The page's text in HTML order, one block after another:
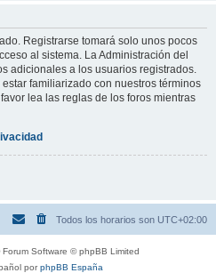
Registrarse tomará solo unos pocos
al sistema. La Administración del
adicionales a los usuarios registrados.
familiarizado con nuestros términos
lea las reglas de los foros mientras
Todos los horarios son UTC+02:00
Forum Software © phpBB Limited
porphpBB España